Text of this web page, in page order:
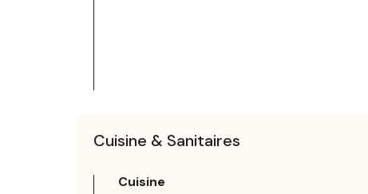
Cuisine & Sanitaires
Cuisine